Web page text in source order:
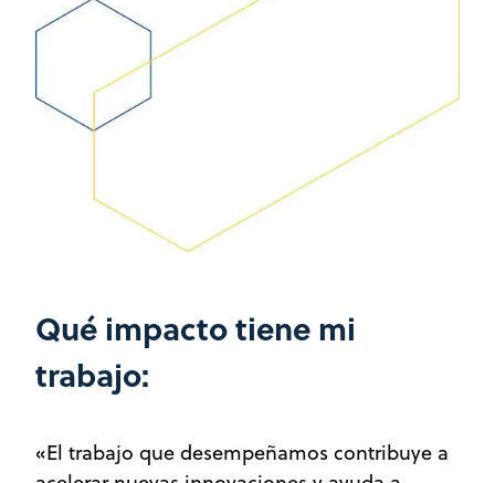
Qué impacto tiene mi
trabajo:
«El trabajo que desempeñamos contribuye a